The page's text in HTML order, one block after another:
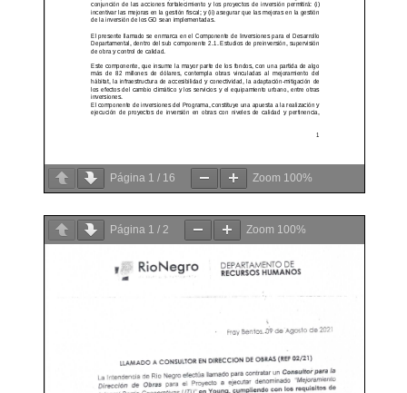
Página 1 / 16 Zoom 100%
Página 1 / 2 Zoom 100%